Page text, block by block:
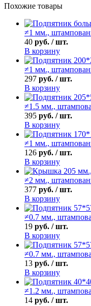
Похожие товары
≠1 мм.,
40 руб. / шт.
В корзину
≠1 мм.,
297 руб. / шт.
В корзину
≠1.5 мм.,
395 руб. / шт.
В корзину
≠1 мм.,
126 руб. / шт.
В корзину
≠2 мм.,
377 руб. / шт.
В корзину
≠0.7 мм.,
19 руб. / шт.
В корзину
≠0.7 мм.,
13 руб. / шт.
В корзину
≠1.2 мм.,
14 руб. / шт.